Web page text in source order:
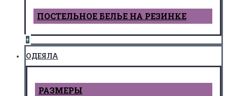
ПОСТЕЛЬНОЕ БЕЛЬЕ НА РЕЗИНКЕ
+
ОДЕЯЛА
РАЗМЕРЫ